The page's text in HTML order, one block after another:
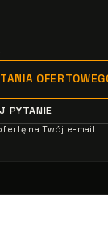
PYTANIE
na Twój e-mail